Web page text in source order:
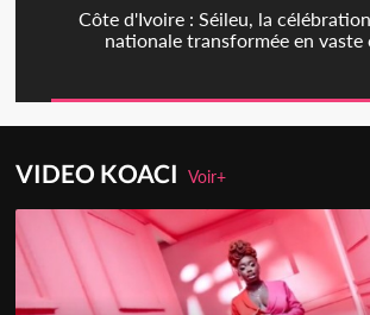
Côte d'Ivoire : Séileu, la
nationale transformée en vaste
VIDEO KOACIVoir+